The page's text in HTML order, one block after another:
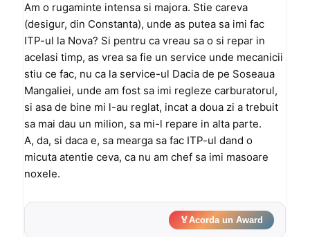
Am o rugaminte intensa si majora. Stie careva
(desigur, din Constanta), unde as putea sa imi fac
ITP-ul la Nova? Si pentru ca vreau sa o si repar in
acelasi timp, as vrea sa fie un service unde mecanicii
stiu ce fac, nu ca la service-ul Dacia de pe Soseaua
Mangaliei, unde am fost sa imi regleze carburatorul,
si asa de bine mi l-au reglat, incat a doua zi a trebuit
sa mai dau un milion, sa mi-l repare in alta parte.
A, da, si daca e, sa mearga sa fac ITP-ul dand o
micuta atentie ceva, ca nu am chef sa imi masoare
noxele.
🏅Acorda un Award